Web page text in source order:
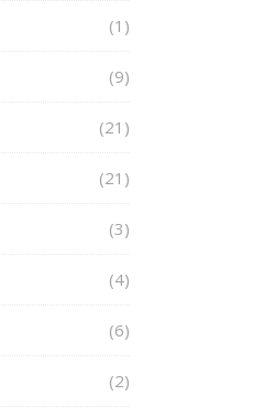
(1)
(9)
(21)
(21)
(3)
(4)
(6)
(2)